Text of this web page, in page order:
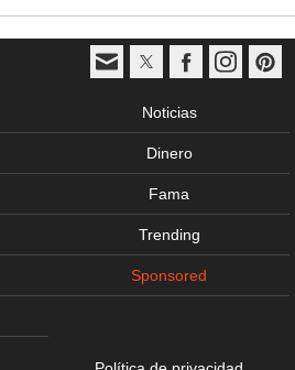
Noticias
Dinero
Fama
Trending
Sponsored